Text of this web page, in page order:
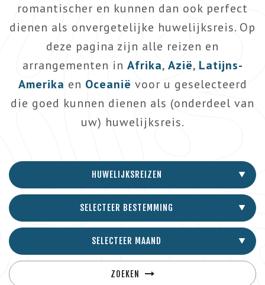
romantischer en kunnen dan ook perfect
dienen als onvergetelijke huwelijksreis. Op
deze pagina zijn alle reizen en
arrangementen in Afrika, Azië, Latijns-
Amerika en Oceanië voor u geselecteerd
die goed kunnen dienen als (onderdeel van
uw) huwelijksreis.
HUWELIJKSREIZEN
SELECTEER BESTEMMING
SELECTEER MAAND
ZOEKEN